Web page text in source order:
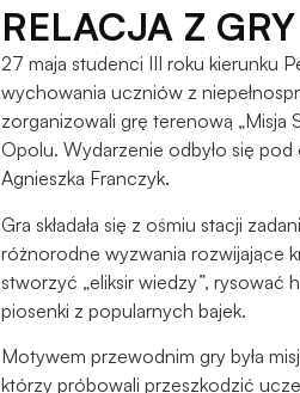
RELACJA Z
27 maja studenci III roku kierunku
wychowania uczniów z
zorganizowali grę terenową „Misja
Opolu. Wydarzenie odbyło się
Agnieszka Franczyk.
Gra składała się z ośmiu stacji
różnorodne wyzwania rozwijające
stworzyć „eliksir wiedzy”, rysować
piosenki z popularnych bajek.
Motywem przewodnim gry była
którzy próbowali przeszkodzić